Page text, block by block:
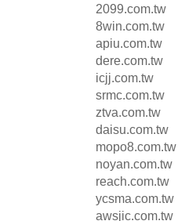
2099.com.tw
8win.com.tw
apiu.com.tw
dere.com.tw
icjj.com.tw
srmc.com.tw
ztva.com.tw
daisu.com.tw
mopo8.com.tw
noyan.com.tw
reach.com.tw
ycsma.com.tw
awsjic.com.tw